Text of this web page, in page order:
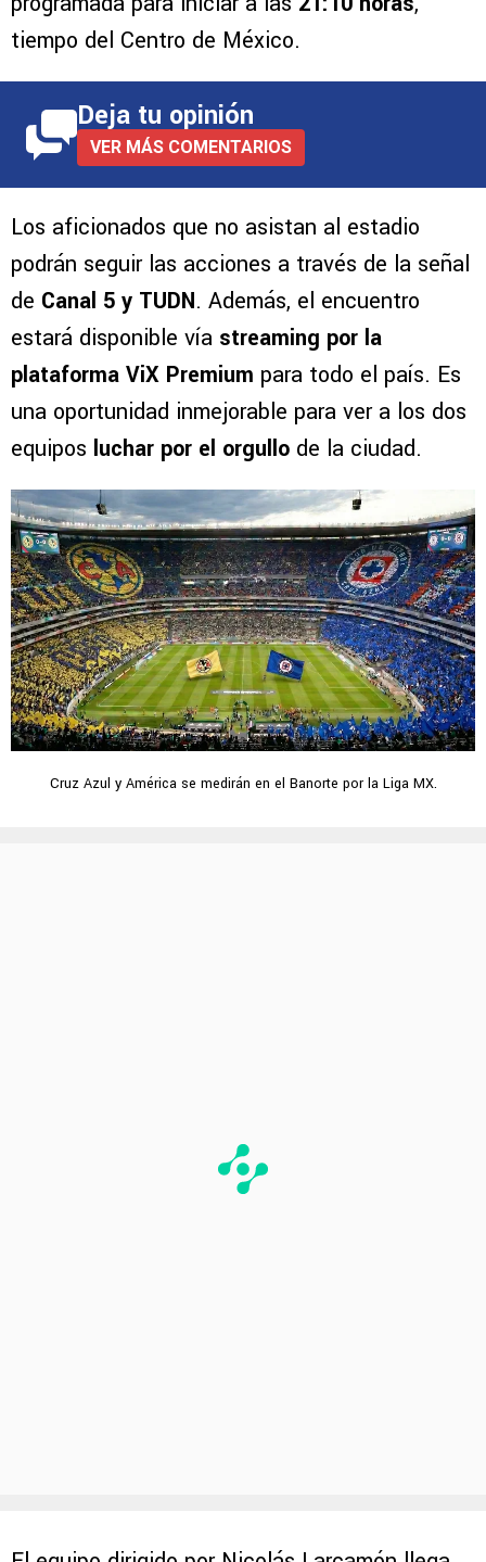
tiempo del Centro de México.
Deja tu opinión
VER MÁS COMENTARIOS
Los aficionados que no asistan al estadio
podrán seguir las acciones a través de la señal
de Canal 5 y TUDN. Además, el encuentro
estará disponible vía streaming por la
plataforma ViX Premium para todo el país. Es
una oportunidad inmejorable para ver a los dos
equipos luchar por el orgullo de la ciudad.
Cruz Azul y América se medirán en el Banorte por la Liga MX.